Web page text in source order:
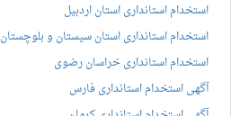
استخدام استانداری استان اردبیل
استخدام استانداری استان سیستان و بلوچستان
استخدام استانداری خراسان رضوی
آگهی استخدام استانداری فارس